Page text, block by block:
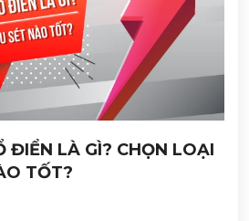
ĐIỂN LÀ GÌ? CHỌN LOẠI
TỐT?